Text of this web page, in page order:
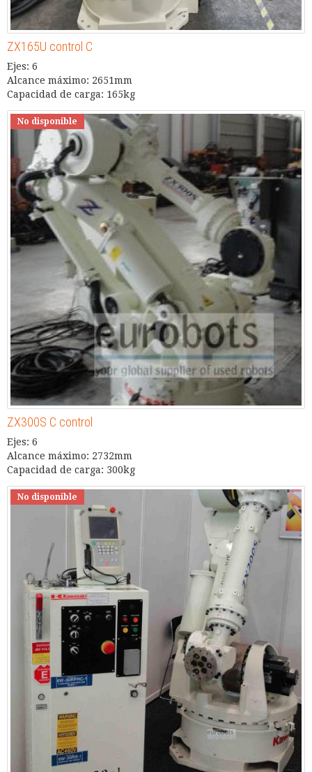
ZX165U control C
Ejes: 6
Alcance máximo: 2651mm
Capacidad de carga: 165kg
No disponible
ZX300S C control
Ejes: 6
Alcance máximo: 2732mm
Capacidad de carga: 300kg
No disponible